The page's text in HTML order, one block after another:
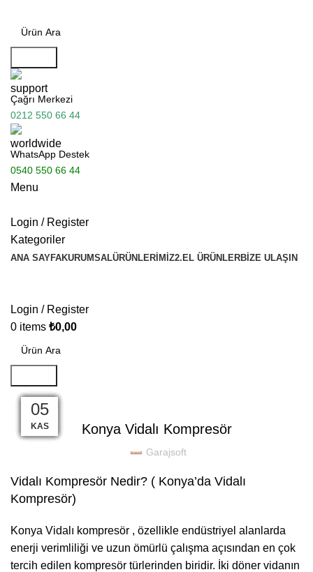
Çağrı Merkezi
0212 550 66 44
WhatsApp Destek
0540 550 66 44
Menu
Login / Register
Kategoriler
ANA SAYFAKURUMSALÜRÜNLERIMIZ2.EL ÜRÜNLERBIZE ULAŞIN
Login / Register
0 items ₺0,00
Konya Vidalı Kompresör
Garajsoft
Vidalı Kompresör Nedir? ( Konya’da Vidalı
Kompresör)
Konya Vidalı kompresör , özellikle endüstriyel alanlarda
enerji verimliliği ve uzun ömürlü çalışma açısından en çok
tercih edilen kompresör türlerinden biridir. İki döner vidanın
28
KAS
05
KAS
05
KAS
05
KAS
05
KAS
05
KAS
05
KAS
05
KAS
05
KAS
05
KAS
05
KAS
05
KAS